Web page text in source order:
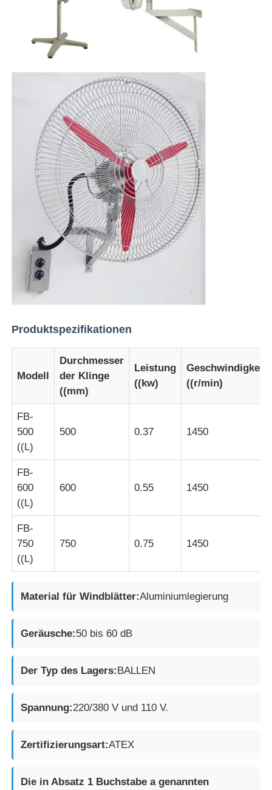
Produktspezifikationen
Modell
Durchmesser
der Klinge
((mm)
Leistung
((kw)
Geschwindigkeit
((r/min)
FB-
500
((L)
500 0.37 1450
FB-
600
((L)
600 0.55 1450
FB-
750
((L)
750 0.75 1450
Material für Windblätter:Aluminiumlegierung
Geräusche:50 bis 60 dB
Der Typ des Lagers:BALLEN
Spannung:220/380 V und 110 V.
Zertifizierungsart:ATEX
Die in Absatz 1 Buchstabe a genannten